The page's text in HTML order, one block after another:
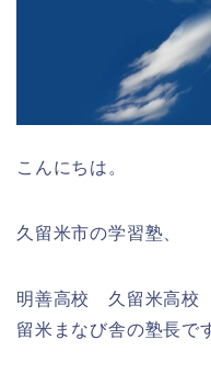
こんにちは。
久留米市の学習塾、
明善高校 久留米高校
留米まなび舎の塾長で